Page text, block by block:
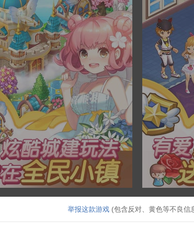
举报这款游戏 (包含反对、黄色等不良信